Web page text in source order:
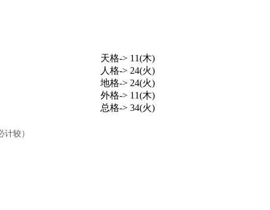
天格-> 11(木)
人格-> 24(火)
地格-> 24(火)
外格-> 11(木)
总格-> 34(火)
较）